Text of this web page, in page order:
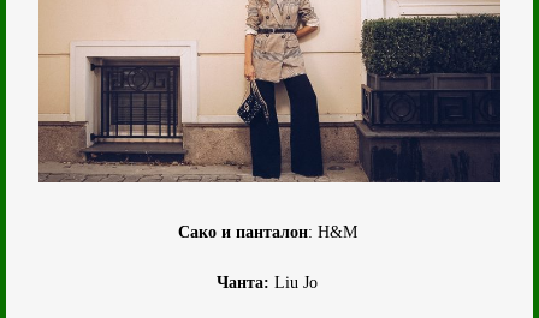
Сако и панталон: H&M
Чанта: Liu Jo